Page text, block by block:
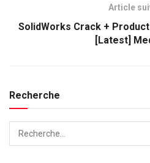
Article
SolidWorks Crack +
[Latest]
Recherche